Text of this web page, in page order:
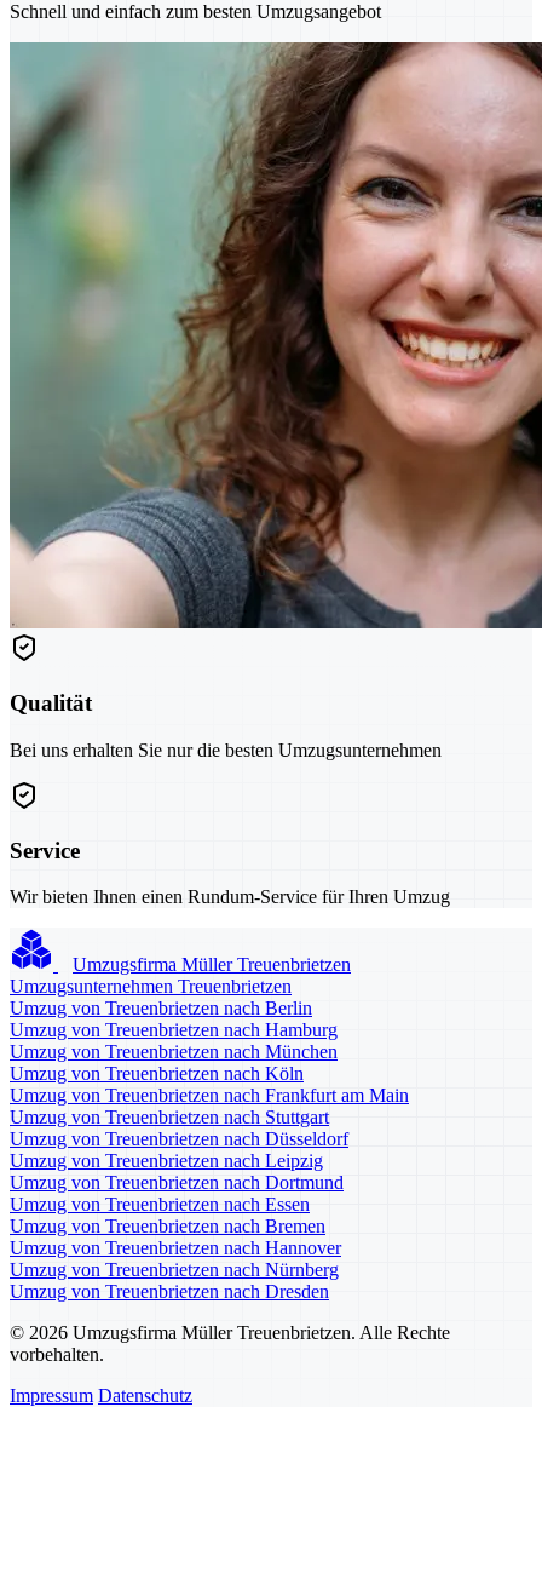
Schnell und einfach zum besten Umzugsangebot
Qualität
Bei uns erhalten Sie nur die besten Umzugsunternehmen
Service
Wir bieten Ihnen einen Rundum-Service für Ihren Umzug
Umzugsfirma Müller Treuenbrietzen
Umzugsunternehmen Treuenbrietzen
Umzug von Treuenbrietzen nach Berlin
Umzug von Treuenbrietzen nach Hamburg
Umzug von Treuenbrietzen nach München
Umzug von Treuenbrietzen nach Köln
Umzug von Treuenbrietzen nach Frankfurt am Main
Umzug von Treuenbrietzen nach Stuttgart
Umzug von Treuenbrietzen nach Düsseldorf
Umzug von Treuenbrietzen nach Leipzig
Umzug von Treuenbrietzen nach Dortmund
Umzug von Treuenbrietzen nach Essen
Umzug von Treuenbrietzen nach Bremen
Umzug von Treuenbrietzen nach Hannover
Umzug von Treuenbrietzen nach Nürnberg
Umzug von Treuenbrietzen nach Dresden
© 2026 Umzugsfirma Müller Treuenbrietzen. Alle Rechte
vorbehalten.
Impressum Datenschutz